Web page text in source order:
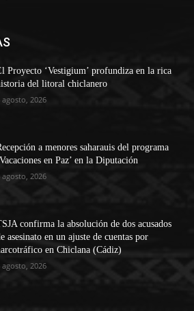
Proyecto ‘Vestigium’ profundiza en la rica
del litoral chiclanero
agosto, 2026
a menores saharauis del programa
en Paz’ en la Diputación
agosto, 2026
confirma la absolución de dos acusados
asesinato en un ajuste de cuentas por
en Chiclana (Cádiz)
agosto, 2026